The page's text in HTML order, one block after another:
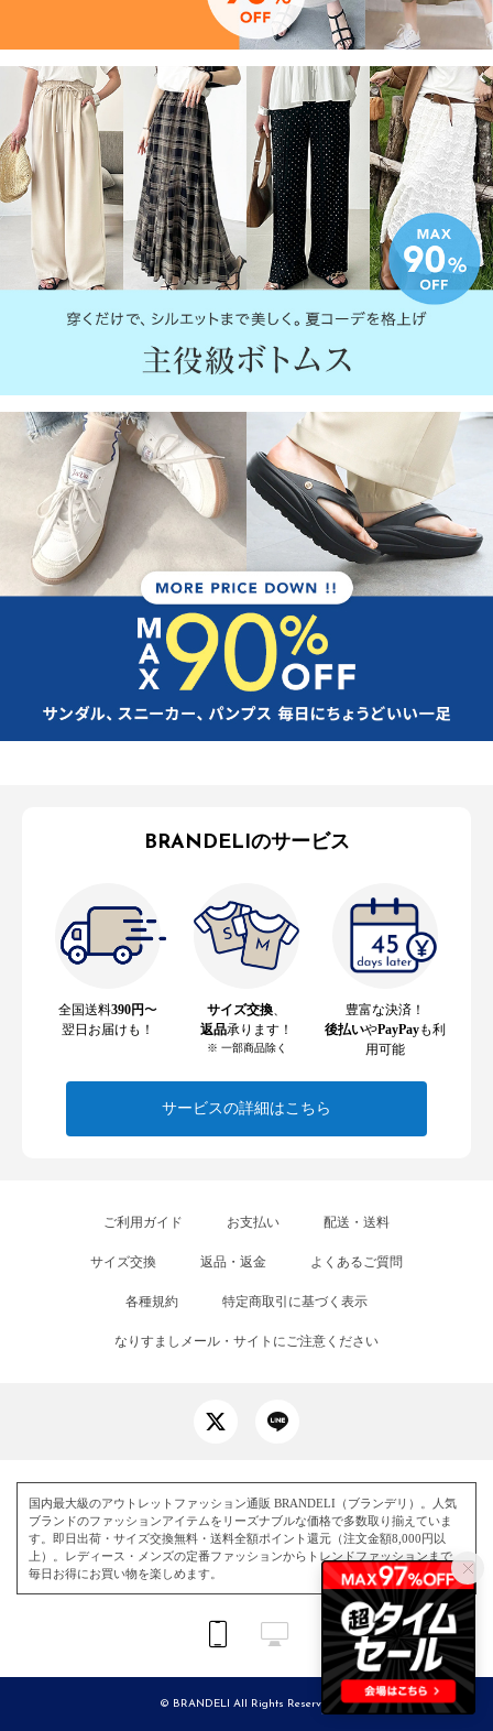
BRANDELIのサービス
全国送料390円〜
翌日お届けも！
サイズ交換
返品承ります！
※ 一部商品除く
豊富な決済！
後払いやPayPayも利
用可能
サービスの詳細はこちら
ご利用ガイド お支払い 配送・送料
サイズ交換 返品・返金 よくあるご質問
各種規約 特定商取引に基づく表示
なりすましメール・サイトにご注意ください
国内最大級のアウトレットファッション通販 BRANDELI（ブランデリ）。人気
ブランドのファッションアイテムをリーズナブルな価格で多数取り揃えていま
す。即日出荷・サイズ交換無料・送料全額ポイント還元（注文金額8,000円以
上）。レディース・メンズの定番ファッションからトレンドファッションまで、
毎日お得にお買い物を楽しめます。
© BRANDELI All Rights Reserved